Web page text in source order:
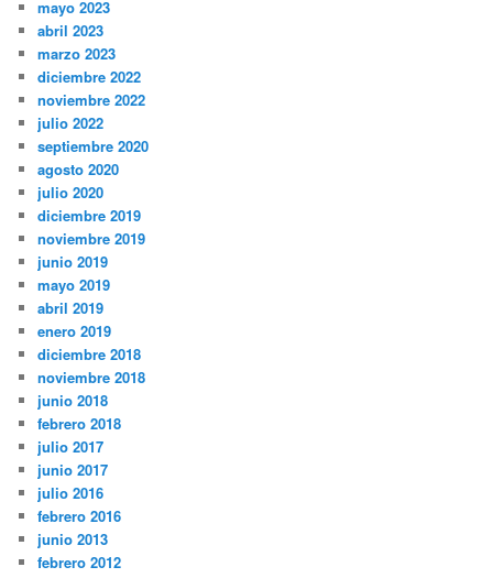
mayo 2023
abril 2023
marzo 2023
diciembre 2022
noviembre 2022
julio 2022
septiembre 2020
agosto 2020
julio 2020
diciembre 2019
noviembre 2019
junio 2019
mayo 2019
abril 2019
enero 2019
diciembre 2018
noviembre 2018
junio 2018
febrero 2018
julio 2017
junio 2017
julio 2016
febrero 2016
junio 2013
febrero 2012